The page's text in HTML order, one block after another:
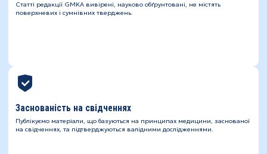
Статті редакції GMKA вивірені, науково обґрунтовані, не містять
поверхневих і сумнівних тверджень.
Заснованість на свідченнях
Публікуємо матеріали, що базуються на принципах медицини, заснованої
на свідченнях, та підтверджуються валідними дослідженнями.